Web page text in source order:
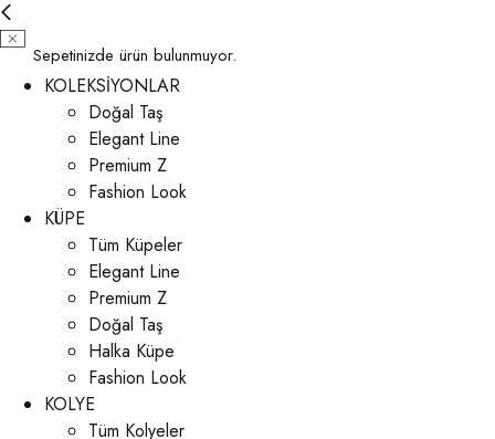
Sepetinizde ürün bulunmuyor.
KOLEKSİYONLAR
Doğal Taş
Elegant Line
Premium Z
Fashion Look
KÜPE
Tüm Küpeler
Elegant Line
Premium Z
Doğal Taş
Halka Küpe
Fashion Look
KOLYE
Tüm Kolyeler